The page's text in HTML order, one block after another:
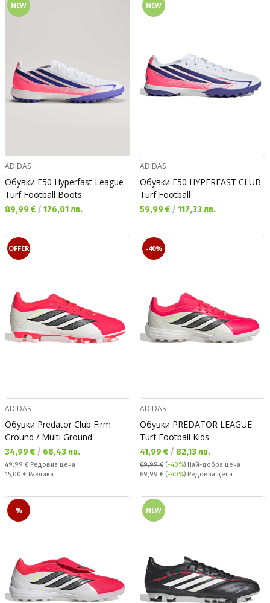
NEW
ADIDAS
Обувки F50 Hyperfast League
Turf Football Boots
Текуща цена:
89,99 € / 176,01 лв.
NEW
ADIDAS
Обувки F50 HYPERFAST CLUB
Turf Football
Текуща цена:
59,99 € / 117,33 лв.
OFFER
ADIDAS
Обувки Predator Club Firm
Ground / Multi Ground
Текуща цена:
34,99 € / 68,43 лв.
Редовна цена:
49,99 € Редовна цена
Спестявате:
15,00 € Разлика
-40%
ADIDAS
Обувки PREDATOR LEAGUE
Turf Football Kids
Текуща цена:
41,99 € / 82,13 лв.
69,99 € (-40%) Най-добра цена
Редовна цена:
69,99 € (-40%) Редовна цена
% NEW